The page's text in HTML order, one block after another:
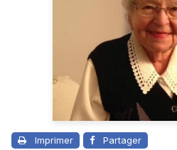
Imprimer Partager